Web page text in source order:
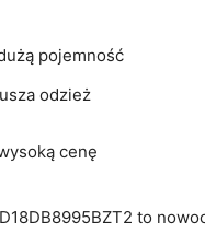
to
pojemność
odzież
cenę